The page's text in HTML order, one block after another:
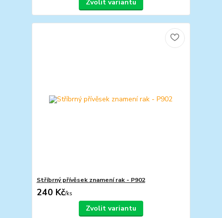
Zvolit variantu
Stříbrný přívěsek znamení rak - P902
240 Kč/ks
Zvolit variantu